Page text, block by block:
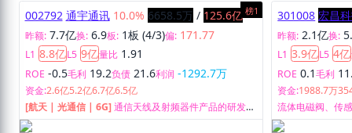
榜1
002792 通宇通讯 10.0% 6658.5万 / 125.6亿
昨额: 7.7亿换: 6.9板: 1板 (4/3)偏: 171.77
L1 8.8亿L5 9亿量比 1.91
ROE -0.5毛利 19.2负债 21.6利润 -1292.7万
资金:2.6亿5.2亿6.7亿6.5亿
[航天 | 光通信 | 6G]通信天线及射频器件产品的研发、
生产及销售。
301008 宏昌
昨额: 2.1亿换:
L1 3.9亿L5 4亿
ROE 0.1毛利
资金:1988.7万
流体电磁阀、传
售。